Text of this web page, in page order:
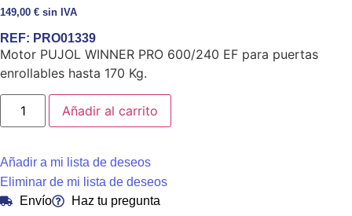
149,00 € sin IVA
REF: PRO01339
Motor PUJOL WINNER PRO 600/240 EF para puertas
enrollables hasta 170 Kg.
Añadir al carrito
Añadir a mi lista de deseos
Eliminar de mi lista de deseos
Envío
Haz tu pregunta